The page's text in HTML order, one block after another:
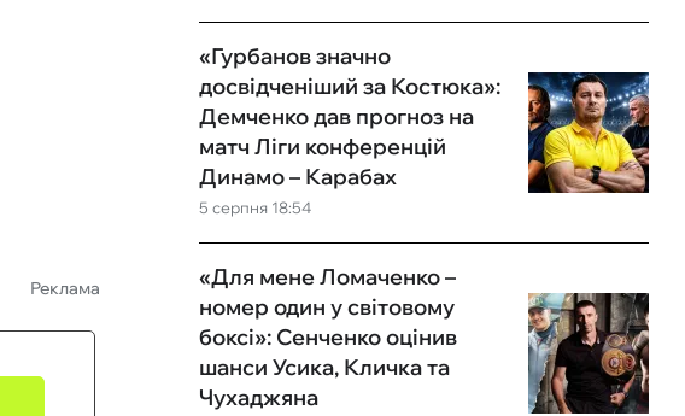
Реклама
5 серпня 18:54
«Гурбанов значно
досвідченіший за Костюка»:
Демченко дав прогноз на
матч Ліги конференцій
Динамо – Карабах
«Для мене Ломаченко –
номер один у світовому
боксі»: Сенченко оцінив
шанси Усика, Кличка та
Чухаджяна